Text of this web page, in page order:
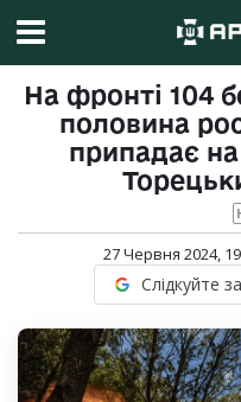
На фронті 104
половина
припадає
27 Червня 2024,
Слідкуйте